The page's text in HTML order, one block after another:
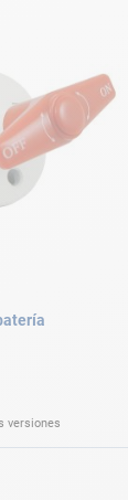
versiones